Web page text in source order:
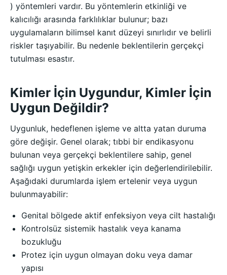
) yöntemleri vardır. Bu yöntemlerin etkinliği ve
kalıcılığı arasında farklılıklar bulunur; bazı
uygulamaların bilimsel kanıt düzeyi sınırlıdır ve belirli
riskler taşıyabilir. Bu nedenle beklentilerin gerçekçi
tutulması esastır.
Kimler İçin Uygundur, Kimler İçin
Uygun Değildir?
Uygunluk, hedeflenen işleme ve altta yatan duruma
göre değişir. Genel olarak; tıbbi bir endikasyonu
bulunan veya gerçekçi beklentilere sahip, genel
sağlığı uygun yetişkin erkekler için değerlendirilebilir.
Aşağıdaki durumlarda işlem ertelenir veya uygun
bulunmayabilir:
Genital bölgede aktif enfeksiyon veya cilt hastalığı
Kontrolsüz sistemik hastalık veya kanama
bozukluğu
Protez için uygun olmayan doku veya damar
yapısı